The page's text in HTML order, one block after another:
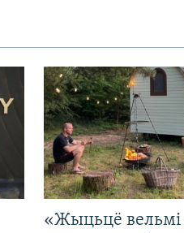
«Жыцьцё вельмі